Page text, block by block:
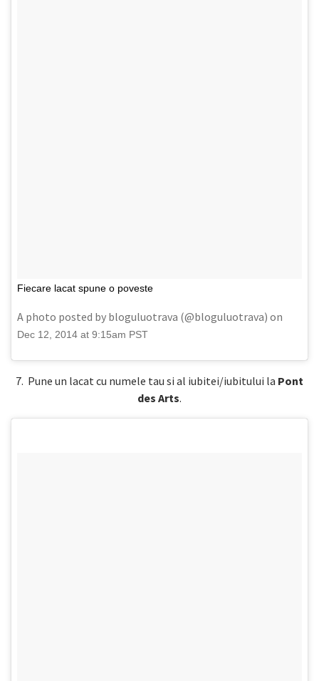
Fiecare lacat spune o poveste
A photo posted by bloguluotrava (@bloguluotrava) on
Dec 12, 2014 at 9:15am PST
7. Pune un lacat cu numele tau si al iubitei/iubitului la Pont
des Arts.